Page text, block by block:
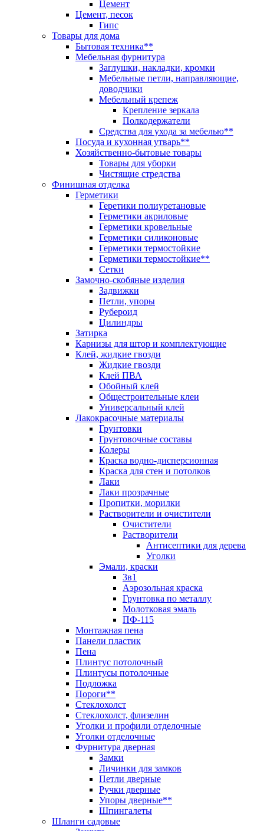
Цемент
Цемент, песок
Гипс
Товары для дома
Бытовая техника**
Мебельная фурнитура
Заглушки, накладки, кромки
Мебельные петли, направляющие,
доводчики
Мебельный крепеж
Крепление зеркала
Полкодержатели
Средства для ухода за мебелью**
Посуда и кухонная утварь**
Хозяйственно-бытовые товары
Товары для уборки
Чистящие стредства
Финишная отделка
Герметики
Геретики полиуретановые
Герметики акриловые
Герметики кровельные
Герметики силиконовые
Герметики термостойкие
Герметики термостойкие**
Сетки
Замочно-скобяные изделия
Задвижки
Петли, упоры
Рубероид
Цилиндры
Затирка
Карнизы для штор и комплектующие
Клей, жидкие гвозди
Жидкие гвозди
Клей ПВА
Обойный клей
Общестроительные клеи
Универсальный клей
Лакокрасочные материалы
Грунтовки
Грунтовочные составы
Колеры
Краска водно-дисперсионная
Краска для стен и потолков
Лаки
Лаки прозрачные
Пропитки, морилки
Растворители и очистители
Очистители
Растворители
Антисептики для дерева
Уголки
Эмали, краски
3в1
Аэрозольная краска
Грунтовка по металлу
Молотковая эмаль
ПФ-115
Монтажная пена
Панели пластик
Пена
Плинтус потолочный
Плинтусы потолочные
Подложка
Пороги**
Стеклохолст
Стеклохолст, флизелин
Уголки и профили отделочные
Уголки отделочные
Фурнитура дверная
Замки
Личинки для замков
Петли дверные
Ручки дверные
Упоры дверные**
Шпингалеты
Шланги садовые